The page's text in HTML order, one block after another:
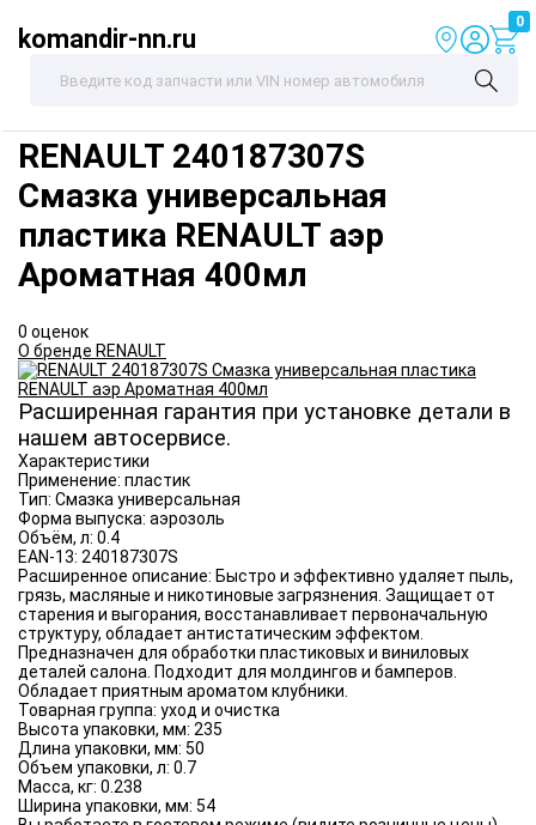
komandir-nn.ru
0
RENAULT 240187307S
Смазка универсальная
пластика RENAULT аэр
Ароматная 400мл
0 оценок
О бренде RENAULT
Расширенная гарантия при установке детали в
нашем автосервисе.
Характеристики
Применение: пластик
Тип: Смазка универсальная
Форма выпуска: аэрозоль
Объём, л: 0.4
EAN-13: 240187307S
Расширенное описание: Быстро и эффективно удаляет пыль,
грязь, масляные и никотиновые загрязнения. Защищает от
старения и выгорания, восстанавливает первоначальную
структуру, обладает антистатическим эффектом.
Предназначен для обработки пластиковых и виниловых
деталей салона. Подходит для молдингов и бамперов.
Обладает приятным ароматом клубники.
Товарная группа: уход и очистка
Высота упаковки, мм: 235
Длина упаковки, мм: 50
Объем упаковки, л: 0.7
Масса, кг: 0.238
Ширина упаковки, мм: 54